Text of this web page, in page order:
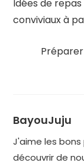
Idées de
conviviaux à
BayouJuju
J'aime les
découvrir de